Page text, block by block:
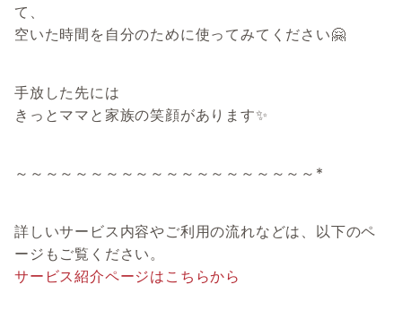
て、
空いた時間を自分のために使ってみてください🤗
手放した先には
きっとママと家族の笑顔があります✨
～～～～～～～～～～～～～～～～～～～～*
詳しいサービス内容やご利用の流れなどは、以下のペ
ージもご覧ください。
サービス紹介ページはこちらから